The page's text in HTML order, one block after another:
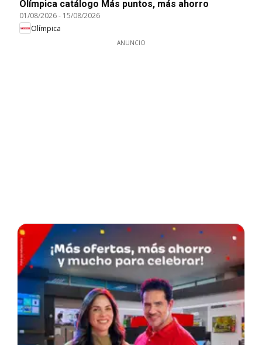
Olímpica catálogo Más puntos, más ahorro
01/08/2026- 15/08/2026
Olímpica
ANUNCIO